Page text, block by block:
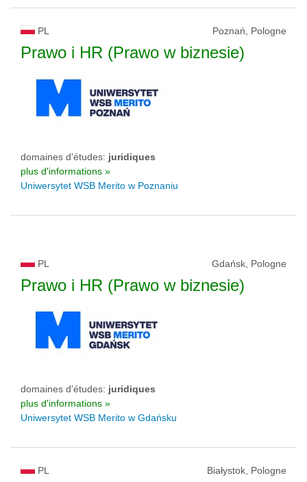
PL Poznań, Pologne
Prawo i HR (Prawo w biznesie)
domaines d'études: juridiques
plus d'informations »
Uniwersytet WSB Merito w Poznaniu
PL Gdańsk, Pologne
Prawo i HR (Prawo w biznesie)
domaines d'études: juridiques
plus d'informations »
Uniwersytet WSB Merito w Gdańsku
PL Białystok, Pologne